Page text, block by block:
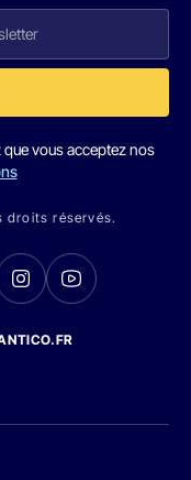
vous acceptez nos
droits réservés.